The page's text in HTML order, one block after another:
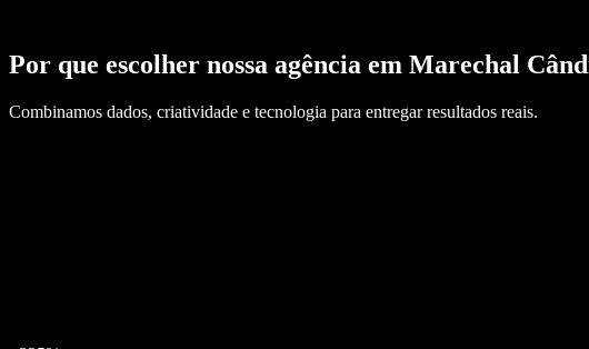
Por que escolher nossa agência em Marechal
Combinamos dados, criatividade e tecnologia para entregar resultados reais.